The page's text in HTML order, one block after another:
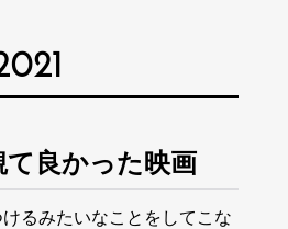
て良かった映画
るみたいなことをしてこな